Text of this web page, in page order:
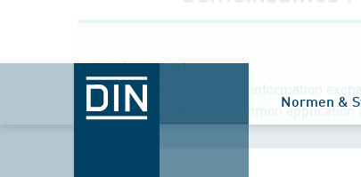
Normen &
Titel (englisch)
Telecommunications and information
architecture - Part 2: Common